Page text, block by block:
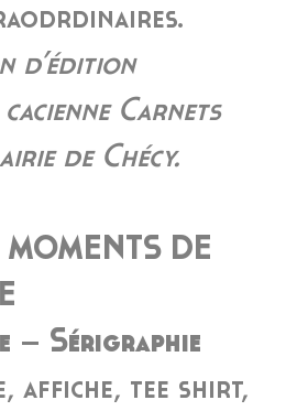
d’édition
Carnets
de Chécy.
MOMENTS DE
– Sérigraphie
affiche, tee shirt,